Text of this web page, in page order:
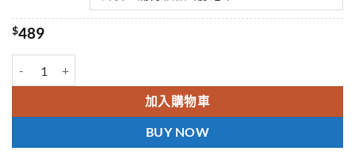
$489
加入購物車
BUY NOW